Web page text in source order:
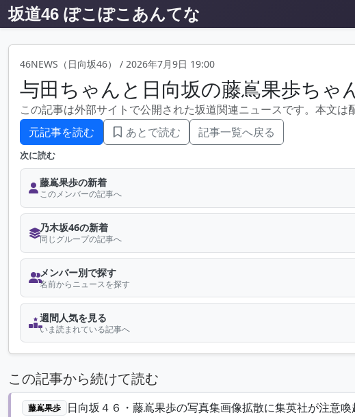
坂道46 ぽこぽこあんてな
46NEWS（日向坂46） / 2026年7月9日 19:00
与田ちゃんと日向坂の藤嶌果歩ち
この記事は外部サイトで公開された坂道関連ニュースです。本文は
元記事を読む
あとで読む 記事一覧へ戻る
次に読む
藤嶌果歩の新着
このメンバーの記事へ
乃木坂46の新着
同じグループの記事へ
メンバー別で探す
名前からニュースを探す
週間人気を見る
いま読まれている記事へ
この記事から続けて読む
藤嶌果歩 日向坂４６・藤嶌果歩の写真集画像拡散に集英社が注意